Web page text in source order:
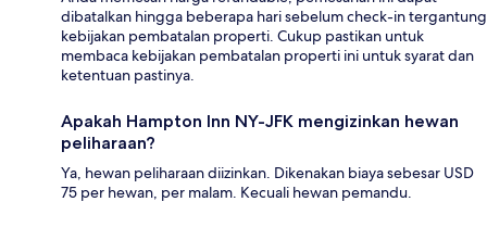
dibatalkan hingga beberapa hari sebelum check-in tergantung
kebijakan pembatalan properti. Cukup pastikan untuk
membaca kebijakan pembatalan properti ini untuk syarat dan
ketentuan pastinya.
Apakah Hampton Inn NY-JFK mengizinkan hewan
peliharaan?
Ya, hewan peliharaan diizinkan. Dikenakan biaya sebesar USD
75 per hewan, per malam. Kecuali hewan pemandu.